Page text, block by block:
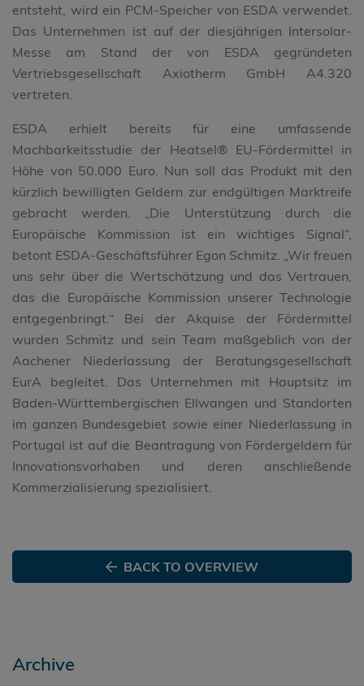
entsteht, wird ein PCM-Speicher von ESDA verwendet.
Das Unternehmen ist auf der diesjährigen Intersolar-
Messe am Stand der von ESDA gegründeten
Vertriebsgesellschaft Axiotherm GmbH A4.320
vertreten.
ESDA erhielt bereits für eine umfassende
Machbarkeitsstudie der Heatsel® EU-Fördermittel in
Höhe von 50.000 Euro. Nun soll das Produkt mit den
kürzlich bewilligten Geldern zur endgültigen Marktreife
gebracht werden. „Die Unterstützung durch die
Europäische Kommission ist ein wichtiges Signal“,
betont ESDA-Geschäftsführer Egon Schmitz. „Wir freuen
uns sehr über die Wertschätzung und das Vertrauen,
das die Europäische Kommission unserer Technologie
entgegenbringt.“ Bei der Akquise der Fördermittel
wurden Schmitz und sein Team maßgeblich von der
Aachener Niederlassung der Beratungsgesellschaft
EurA begleitet. Das Unternehmen mit Hauptsitz im
Baden-Württembergischen Ellwangen und Standorten
im ganzen Bundesgebiet sowie einer Niederlassung in
Portugal ist auf die Beantragung von Fördergeldern für
Innovationsvorhaben und deren anschließende
Kommerzialisierung spezialisiert.
BACK TO OVERVIEW
Archive